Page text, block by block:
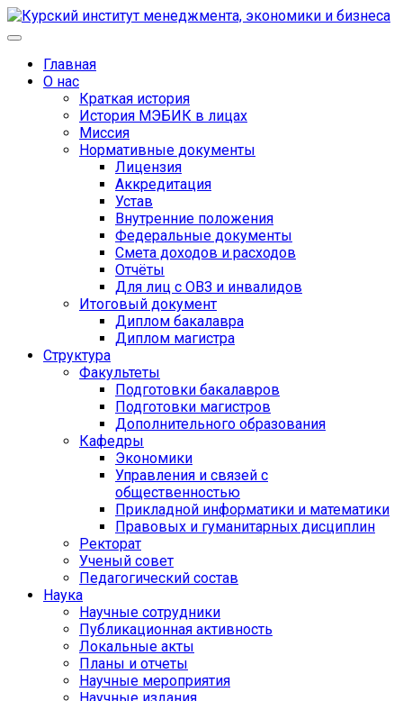
Главная
О нас
Краткая история
История МЭБИК в лицах
Миссия
Нормативные документы
Лицензия
Аккредитация
Устав
Внутренние положения
Федеральные документы
Смета доходов и расходов
Отчёты
Для лиц с ОВЗ и инвалидов
Итоговый документ
Диплом бакалавра
Диплом магистра
Структура
Факультеты
Подготовки бакалавров
Подготовки магистров
Дополнительного образования
Кафедры
Экономики
Управления и связей с
общественностью
Прикладной информатики и математики
Правовых и гуманитарных дисциплин
Ректорат
Ученый совет
Педагогический состав
Наука
Научные сотрудники
Публикационная активность
Локальные акты
Планы и отчеты
Научные мероприятия